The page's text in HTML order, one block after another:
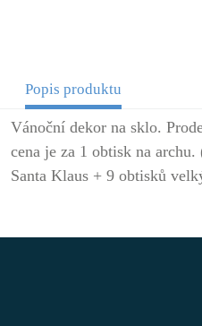
Popis produktu
Vánoční dekor na sklo.
cena je za 1 obtisk na
Santa Klaus + 9 obtisků